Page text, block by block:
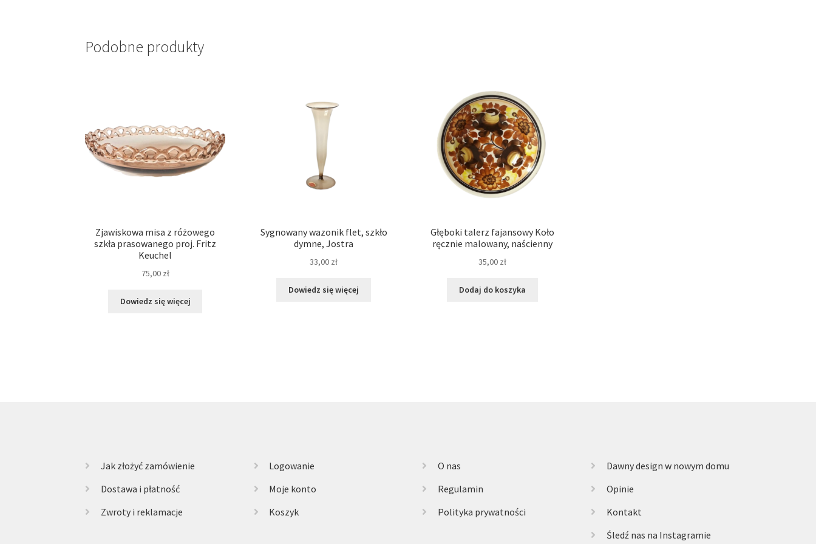
Podobne produkty
Zjawiskowa misa z różowego
szkła prasowanego proj. Fritz
Keuchel
75,00 zł
Dowiedz się więcej
Sygnowany wazonik flet, szkło
dymne, Jostra
33,00 zł
Dowiedz się więcej
Głęboki talerz fajansowy Koło
ręcznie malowany, naścienny
35,00 zł
Dodaj do koszyka
Jak złożyć zamówienie
Dostawa i płatność
Zwroty i reklamacje
Logowanie
Moje konto
Koszyk
O nas
Regulamin
Polityka prywatności
Dawny design w nowym domu
Opinie
Kontakt
Śledź nas na Instagramie